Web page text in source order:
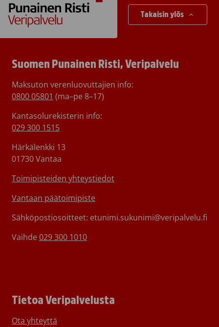
Takaisin ylös
Suomen Punainen Risti, Veripalvelu
Maksuton verenluovuttajien info:
0800 05801 (ma–pe 8–17)
Kantasolurekisterin info:
029 300 1515
Härkälenkki 13
01730 Vantaa
Toimipisteiden yhteystiedot
Vantaan päätoimipiste
Sähköpostiosoitteet: etunimi.sukunimi@veripalvelu.fi
Vaihde 029 300 1010
Tietoa Veripalvelusta
Ota yhteyttä